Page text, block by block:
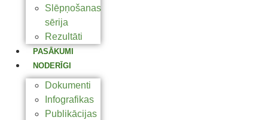
Slēpņošanas
sērija
Rezultāti
PASĀKUMI
NODERĪGI
Dokumenti
Infografikas
Publikācijas